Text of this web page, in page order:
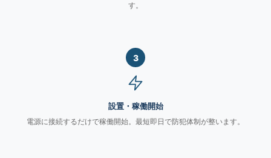
す。
3
設置・稼働開始
電源に接続するだけで稼働開始。最短即日で防犯体制が整います。